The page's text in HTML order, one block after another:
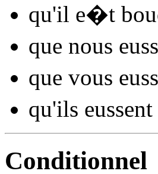
qu'il e�t
que nous
que vous
qu'ils
Conditionnel